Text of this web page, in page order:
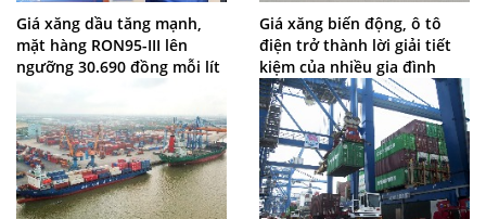
Giá xăng dầu tăng mạnh,
mặt hàng RON95-III lên
ngưỡng 30.690 đồng mỗi lít
Giá xăng biến động, ô tô
điện trở thành lời giải tiết
kiệm của nhiều gia đình